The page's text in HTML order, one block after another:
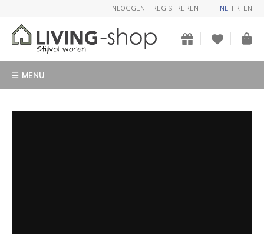
INLOGGEN REGISTREREN NL FR EN
MENU